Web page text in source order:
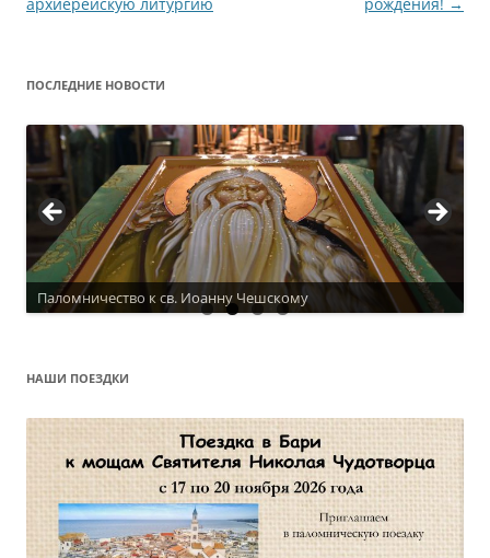
по
архиерейскую литургию
рождения! →
ПОСЛЕДНИЕ НОВОСТИ
Паломничество к св. Иоанну Чешскому
Актуальное расписание
НАШИ ПОЕЗДКИ